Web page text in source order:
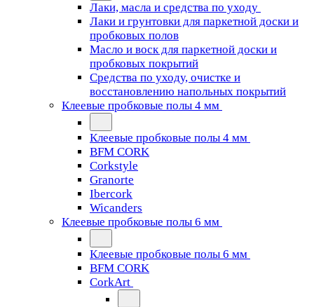
Лаки, масла и средства по уходу
Лаки и грунтовки для паркетной доски и
пробковых полов
Масло и воск для паркетной доски и
пробковых покрытий
Средства по уходу, очистке и
восстановлению напольных покрытий
Клеевые пробковые полы 4 мм
Клеевые пробковые полы 4 мм
BFM CORK
Corkstyle
Granorte
Ibercork
Wicanders
Клеевые пробковые полы 6 мм
Клеевые пробковые полы 6 мм
BFM CORK
CorkArt